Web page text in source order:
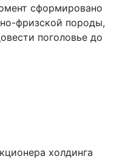
сформировано
фризской породы,
поголовье до
холдинга